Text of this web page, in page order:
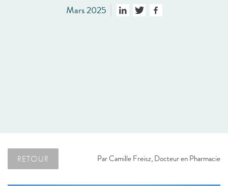
Mars 2025
RETOUR ParCamille Freisz, Docteur en Pharmacie